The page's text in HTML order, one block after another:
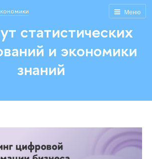
Меню
статистических
и экономики
знаний